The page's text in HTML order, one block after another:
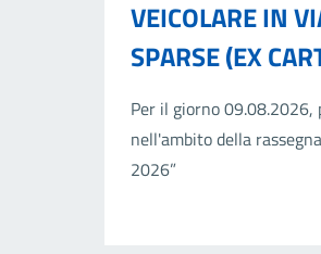
VEICOLARE IN
SPARSE (EX
Per il giorno 09.08.2026,
nell'ambito della
2026”